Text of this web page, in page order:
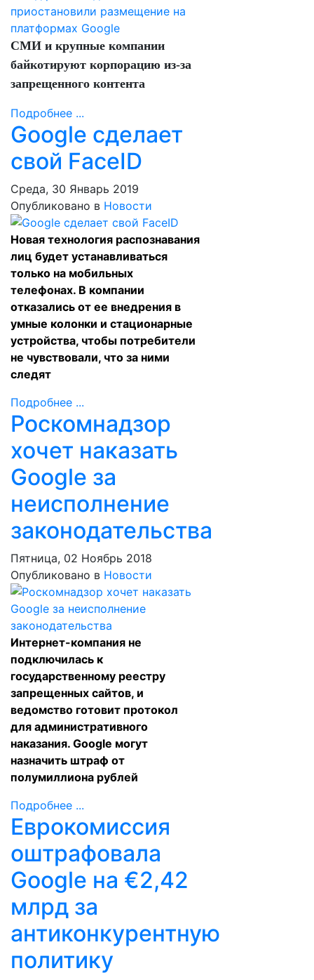
СМИ и крупные компании
байкотируют корпорацию из-за
запрещенного контента
Подробнее ...
Google сделает
свой FaceID
Среда, 30 Январь 2019
Опубликовано в Новости
Новая технология распознавания
лиц будет устанавливаться
только на мобильных
телефонах. В компании
отказались от ее внедрения в
умные колонки и стационарные
устройства, чтобы потребители
не чувствовали, что за ними
следят
Подробнее ...
Роскомнадзор
хочет наказать
Google за
неисполнение
законодательства
Пятница, 02 Ноябрь 2018
Опубликовано в Новости
Интернет-компания не
подключилась к
государственному реестру
запрещенных сайтов, и
ведомство готовит протокол
для административного
наказания. Google могут
назначить штраф от
полумиллиона рублей
Подробнее ...
Еврокомиссия
оштрафовала
Google на €2,42
млрд за
антиконкурентную
политику